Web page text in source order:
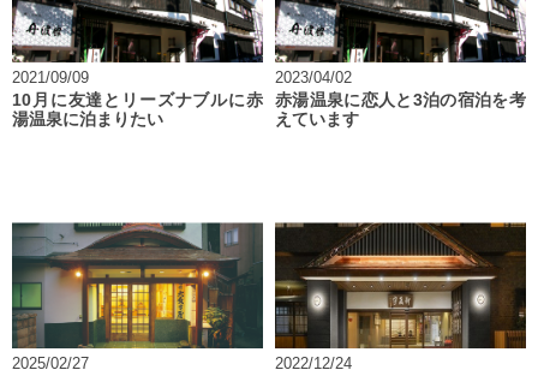
2021/09/09
10月に友達とリーズナブルに赤
湯温泉に泊まりたい
2023/04/02
赤湯温泉に恋人と3泊の宿泊を考
えています
2025/02/27
2022/12/24